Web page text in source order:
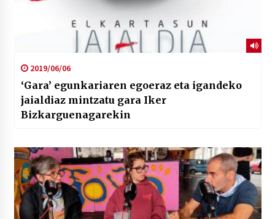
2019/06/06
‘Gara’ egunkariaren egoeraz eta igandeko
jaialdiaz mintzatu gara Iker
Bizkarguenagarekin